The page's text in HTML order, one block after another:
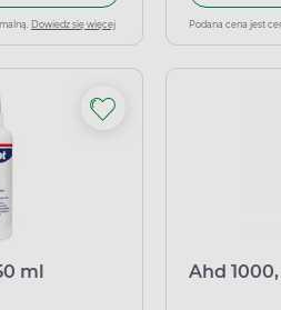
Dowiedz się więcej Podana cena jest
ml Ahd